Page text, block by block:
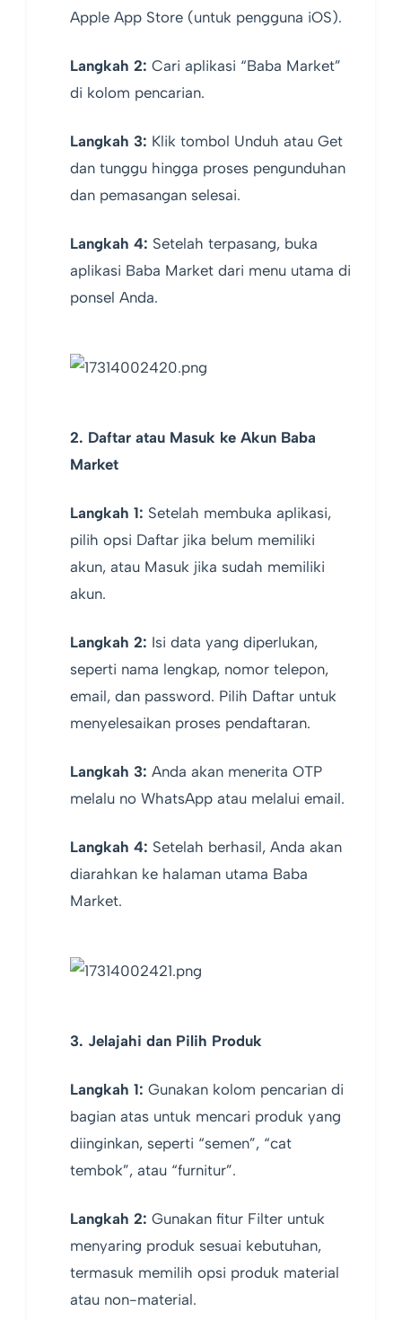
Apple App Store (untuk pengguna iOS).
Langkah 2: Cari aplikasi “Baba Market”
di kolom pencarian.
Langkah 3: Klik tombol Unduh atau Get
dan tunggu hingga proses pengunduhan
dan pemasangan selesai.
Langkah 4: Setelah terpasang, buka
aplikasi Baba Market dari menu utama di
ponsel Anda.
2. Daftar atau Masuk ke Akun Baba
Market
Langkah 1: Setelah membuka aplikasi,
pilih opsi Daftar jika belum memiliki
akun, atau Masuk jika sudah memiliki
akun.
Langkah 2: Isi data yang diperlukan,
seperti nama lengkap, nomor telepon,
email, dan password. Pilih Daftar untuk
menyelesaikan proses pendaftaran.
Langkah 3: Anda akan menerita OTP
melalu no WhatsApp atau melalui email.
Langkah 4: Setelah berhasil, Anda akan
diarahkan ke halaman utama Baba
Market.
3. Jelajahi dan Pilih Produk
Langkah 1: Gunakan kolom pencarian di
bagian atas untuk mencari produk yang
diinginkan, seperti “semen”, “cat
tembok”, atau “furnitur”.
Langkah 2: Gunakan fitur Filter untuk
menyaring produk sesuai kebutuhan,
termasuk memilih opsi produk material
atau non-material.